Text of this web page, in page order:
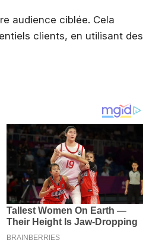
audience ciblée. Cela
clients, en utilisant des